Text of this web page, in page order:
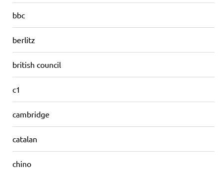
bbc
berlitz
british council
c1
cambridge
catalan
chino